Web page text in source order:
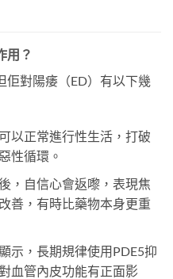
用？
佢對陽痿（ED）有以下幾
以正常進行性生活，打破
性循環。
，自信心會返嚟，表現焦
善，有時比藥物本身更重
示，長期規律使用PDE5抑
血管內皮功能有正面影